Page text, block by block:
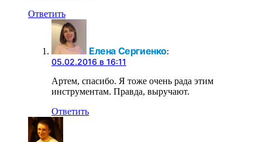
Ответить
Елена Сергиенко:
05.02.2016 в 16:11
Артем, спасибо. Я тоже очень рада этим
инструментам. Правда, выручают.
Ответить